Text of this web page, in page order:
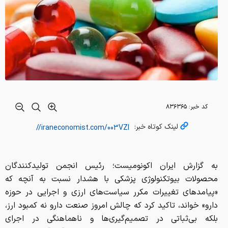
کد خبر: ۸۳۶۳۶۵
لینک کوتاه خبر:
به گزارش ایران اکونومیست؛ رئیس انجمن تولیدکنندگان
محصولات بیوتکنولوژی پزشکی با هشدار نسبت به آنچه که
«پیامدهای تغییرات مکرر سیاست‌های ارزی و اجرایی در حوزه
دارو» خواند، تاکید کرد که چالش امروز صنعت دارو نه کمبود ارز،
بلکه بی‌ثباتی در تصمیم‌گیری‌ها و ناهماهنگی در اجرای